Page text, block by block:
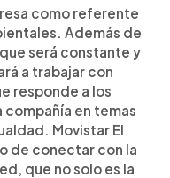
como referente
Además de
será constante y
a trabajar con
responde a los
en temas
Movistar El
de conectar con la
que no solo es la